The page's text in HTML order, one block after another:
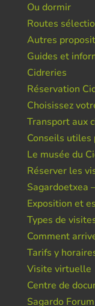
Ou dormir
Routes
Autres
Guides et
Cidreries
Réservation
Choisissez
Transport aux
Conseils utiles
Le musée du
Réserver les
Sagardoetxea
Exposition et
Types de
Comment
Tarifs y
Visite virtuelle
Centre de
Sagardo Forum